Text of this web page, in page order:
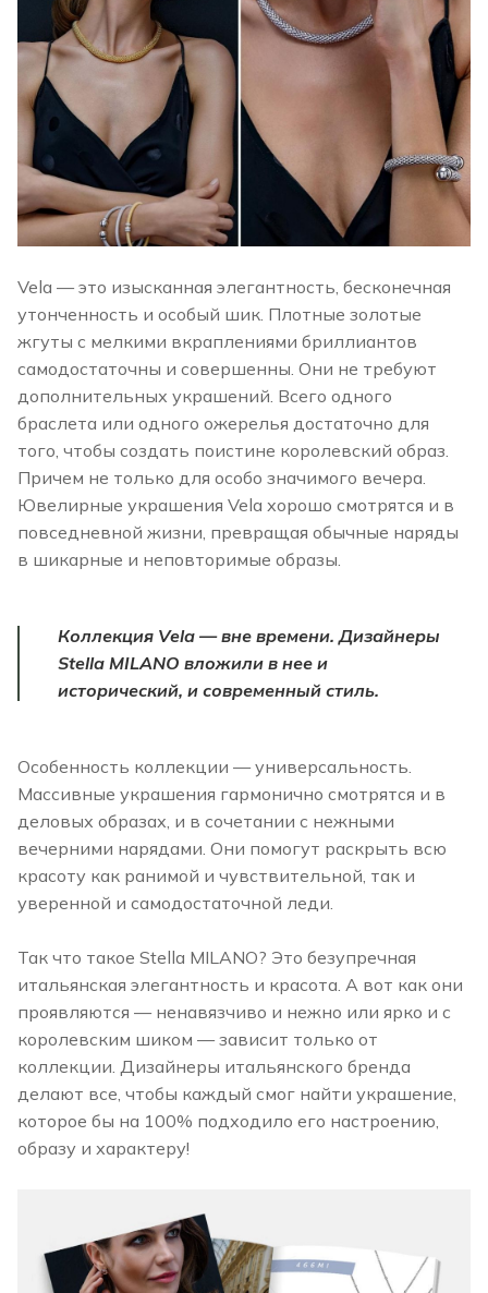
Vela — это изысканная элегантность, бесконечная
утонченность и особый шик. Плотные золотые
жгуты с мелкими вкраплениями бриллиантов
самодостаточны и совершенны. Они не требуют
дополнительных украшений. Всего одного
браслета или одного ожерелья достаточно для
того, чтобы создать поистине королевский образ.
Причем не только для особо значимого вечера.
Ювелирные украшения Vela хорошо смотрятся и в
повседневной жизни, превращая обычные наряды
в шикарные и неповторимые образы.
Коллекция Vela — вне времени. Дизайнеры
Stella MILANO вложили в нее и
исторический, и современный стиль.
Особенность коллекции — универсальность.
Массивные украшения гармонично смотрятся и в
деловых образах, и в сочетании с нежными
вечерними нарядами. Они помогут раскрыть всю
красоту как ранимой и чувствительной, так и
уверенной и самодостаточной леди.
Так что такое Stella MILANO? Это безупречная
итальянская элегантность и красота. А вот как они
проявляются — ненавязчиво и нежно или ярко и с
королевским шиком — зависит только от
коллекции. Дизайнеры итальянского бренда
делают все, чтобы каждый смог найти украшение,
которое бы на 100% подходило его настроению,
образу и характеру!